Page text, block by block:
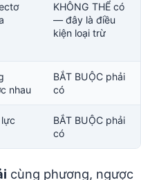
KHÔNG THỂ có
— đây là điều
kiện loại trừ
nhau
BẮT BUỘC phải
có
lực
BẮT BUỘC phải
có
cùng phương, ngược